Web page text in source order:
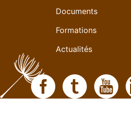
Documents
Formations
Actualités